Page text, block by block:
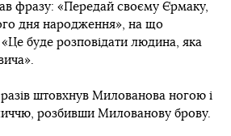
фразу: «Передай своєму Єрмаку,
дня народження», на що
буде розповідати людина, яка
штовхнув Милованова ногою і
розбивши Милованову брову.